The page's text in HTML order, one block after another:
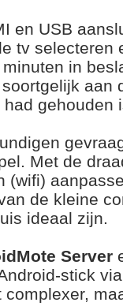
en USB
tv selecteren
in
aan
gehouden
Met de
(wifi)
de kleine
ideaal zijn.
Server
stick